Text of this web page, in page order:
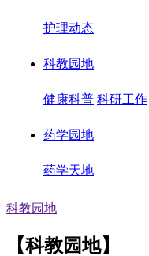
护理动态
科教园地
健康科普 科研工作
药学园地
药学天地
科教园地
【科教园地】